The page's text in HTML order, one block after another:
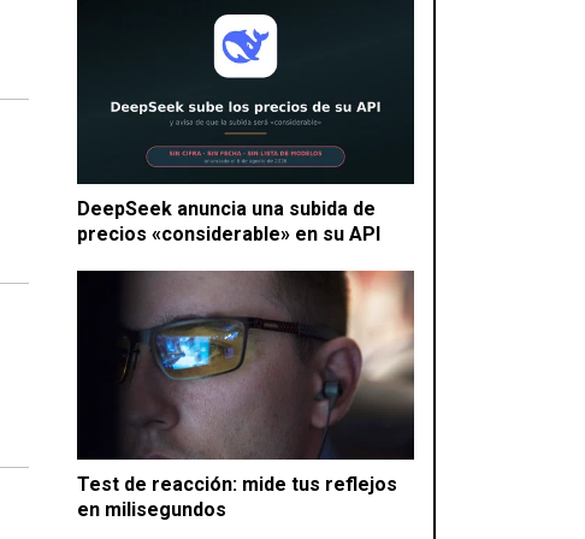
DeepSeek anuncia una subida de
precios «considerable» en su API
Test de reacción: mide tus reflejos
en milisegundos